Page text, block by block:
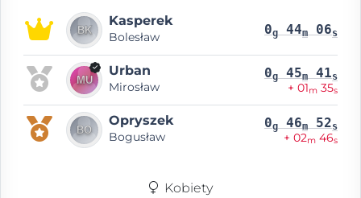
Kasperek
Bolesław 0g 44m 06s
Urban
Mirosław
0g 45m 41s
+ 01m 35s
Opryszek
Bogusław
0g 46m 52s
+ 02m 46s
Kobiety